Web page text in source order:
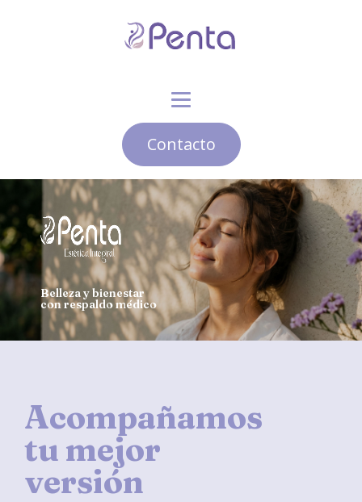
Contacto
Belleza y bienestar
con respaldo médico
Acompañamos
tu mejor
versión